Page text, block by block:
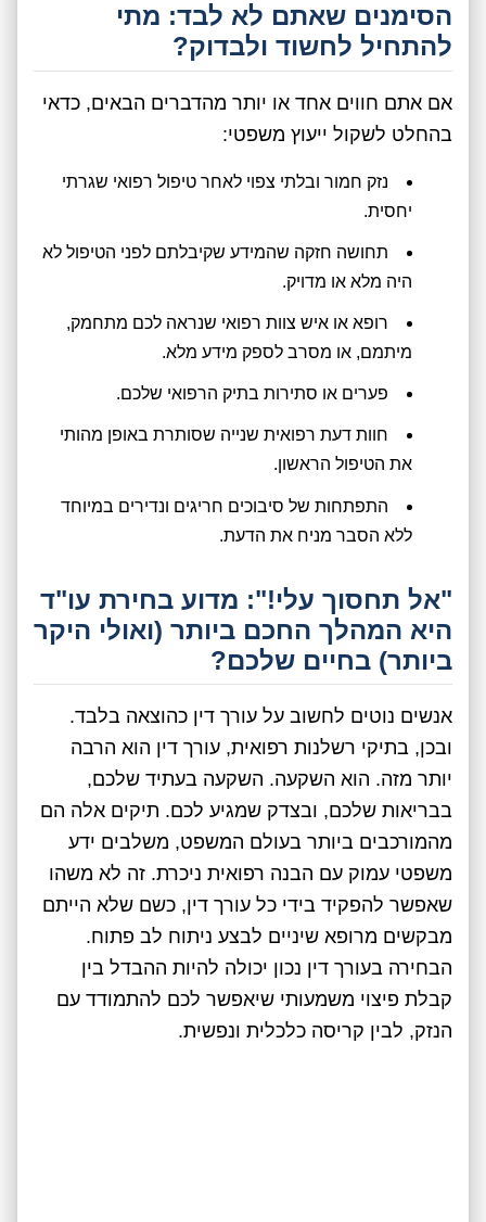
הסימנים שאתם לא לבד: מתי
להתחיל לחשוד ולבדוק?
אם אתם חווים אחד או יותר מהדברים הבאים, כדאי
בהחלט לשקול ייעוץ משפטי:
נזק חמור ובלתי צפוי לאחר טיפול רפואי שגרתי
יחסית.
תחושה חזקה שהמידע שקיבלתם לפני הטיפול לא
היה מלא או מדויק.
רופא או איש צוות רפואי שנראה לכם מתחמק,
מיתמם, או מסרב לספק מידע מלא.
פערים או סתירות בתיק הרפואי שלכם.
חוות דעת רפואית שנייה שסותרת באופן מהותי
את הטיפול הראשון.
התפתחות של סיבוכים חריגים ונדירים במיוחד
ללא הסבר מניח את הדעת.
"אל תחסוך עלי!": מדוע בחירת עו"ד
היא המהלך החכם ביותר (ואולי היקר
ביותר) בחיים שלכם?
אנשים נוטים לחשוב על עורך דין כהוצאה בלבד.
ובכן, בתיקי רשלנות רפואית, עורך דין הוא הרבה
יותר מזה. הוא השקעה. השקעה בעתיד שלכם,
בבריאות שלכם, ובצדק שמגיע לכם. תיקים אלה הם
מהמורכבים ביותר בעולם המשפט, משלבים ידע
משפטי עמוק עם הבנה רפואית ניכרת. זה לא משהו
שאפשר להפקיד בידי כל עורך דין, כשם שלא הייתם
מבקשים מרופא שיניים לבצע ניתוח לב פתוח.
הבחירה בעורך דין נכון יכולה להיות ההבדל בין
קבלת פיצוי משמעותי שיאפשר לכם להתמודד עם
הנזק, לבין קריסה כלכלית ונפשית.